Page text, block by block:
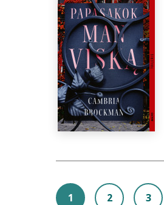
1 2 3